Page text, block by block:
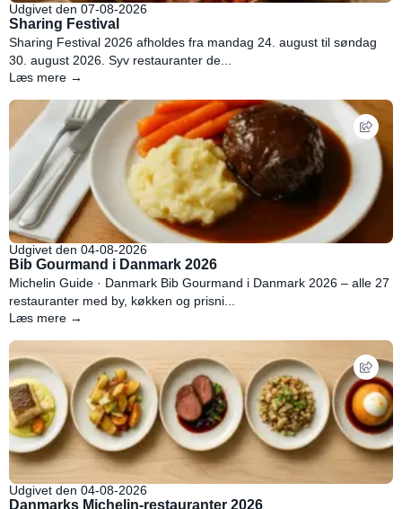
Udgivet den 07-08-2026
Sharing Festival
Sharing Festival 2026 afholdes fra mandag 24. august til søndag
30. august 2026. Syv restauranter de...
Læs mere →
Udgivet den 04-08-2026
Bib Gourmand i Danmark 2026
Michelin Guide · Danmark Bib Gourmand i Danmark 2026 – alle 27
restauranter med by, køkken og prisni...
Læs mere →
Udgivet den 04-08-2026
Danmarks Michelin-restauranter 2026